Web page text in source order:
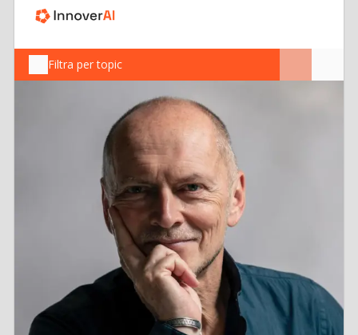
Filtra per topic